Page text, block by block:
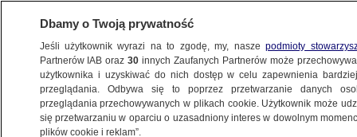
METEO
NAJNOWSZE
Dbamy o Twoją prywatność
Jeśli użytkownik wyrazi na to zgodę, my, naszepodmioty
Partnerów IAB oraz30 innych Zaufanych Partnerów może
użytkownika i uzyskiwać do nich dostęp w celu zapewnienia
przeglądania. Odbywa się to poprzez przetwarzanie danych
przeglądania przechowywanych w plikach cookie. Użytkownik może
się przetwarzaniu w oparciu o uzasadniony interes w dowolnym
plików cookie i reklam”.